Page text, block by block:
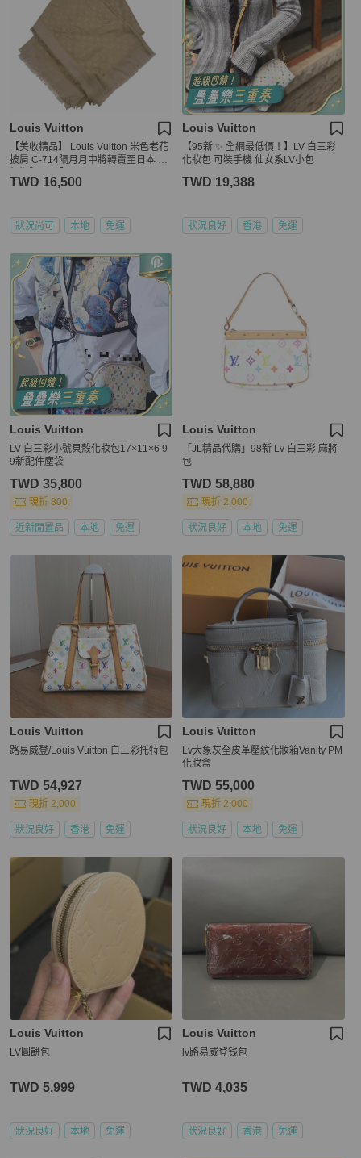
Louis Vuitton
【美收精品】 Louis Vuitton 米色老花
披肩 C-714隔月月中將轉賣至日本 上
TWD 16,500
狀況尚可 本地 免運
Louis Vuitton
【95新 ✨ 全網最低價！】LV 白三彩
化妝包 可裝手機 仙女系LV小包
TWD 19,388
狀況良好 香港 免運
Louis Vuitton
LV 白三彩小號貝殼化妝包17×11×6 9
9新配件塵袋
TWD 35,800
現折 800
近新閒置品 本地 免運
Louis Vuitton
「JL精品代購」98新 Lv 白三彩 麻將
包
TWD 58,880
現折 2,000
狀況良好 本地 免運
Louis Vuitton
路易威登/Louis Vuitton 白三彩托特包
TWD 54,927
現折 2,000
狀況良好 香港 免運
Louis Vuitton
Lv大象灰全皮革壓紋化妝箱Vanity PM
化妝盒
TWD 55,000
現折 2,000
狀況良好 本地 免運
Louis Vuitton
LV圓餅包
TWD 5,999
狀況良好 本地 免運
Louis Vuitton
lv路易威登钱包
TWD 4,035
狀況良好 香港 免運